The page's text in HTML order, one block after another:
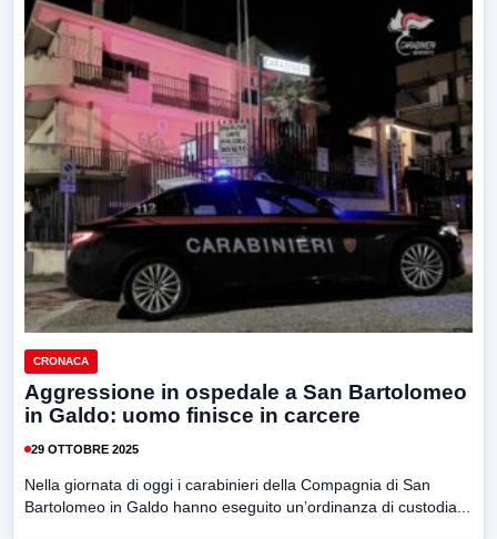
CRONACA
Aggressione in ospedale a San Bartolomeo
in Galdo: uomo finisce in carcere
29 OTTOBRE 2025
Nella giornata di oggi i carabinieri della Compagnia di San
Bartolomeo in Galdo hanno eseguito un’ordinanza di custodia...